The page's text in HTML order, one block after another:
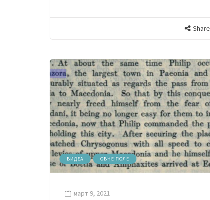
Share
ВИДЕА ОВЧЕ ПОЛЕ
март 9, 2021